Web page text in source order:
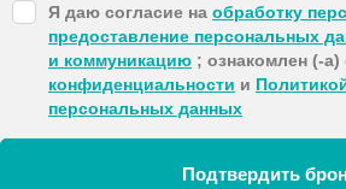
Я даю согласие на обработку
предоставление персональных
и коммуникацию ; ознакомлен (-а)
конфиденциальности и
персональных данных
Подтвердить